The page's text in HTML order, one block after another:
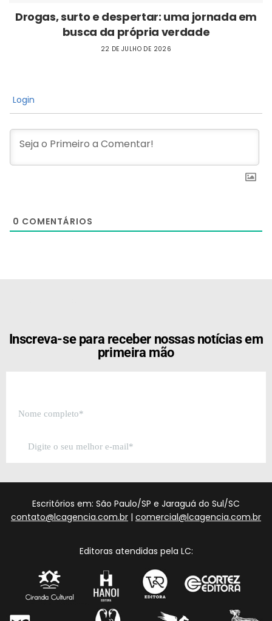
Drogas, surto e despertar: uma jornada em
busca da própria verdade
22 DE JULHO DE 2026
Login
0 COMENTÁRIOS
Inscreva-se para receber nossas notícias em
primeira mão
Escritórios em: São Paulo/SP e Jaraguá do Sul/SC
contato@lcagencia.com.br | comercial@lcagencia.com.br
Editoras atendidas pela LC: